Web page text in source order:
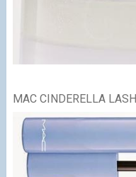
MAC CINDERELLA LASH